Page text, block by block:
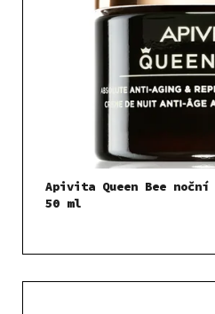
Apivita Queen Bee
50 ml